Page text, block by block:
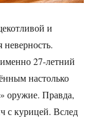
и
27-летний
настолько
оружие. Правда,
с курицей. Вслед